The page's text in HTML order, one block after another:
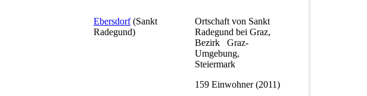
Ebersdorf(Sankt
Radegund)
Ortschaft von Sankt
Radegund bei Graz,
Bezirk Graz-
Umgebung,
Steiermark
159 Einwohner (2011)